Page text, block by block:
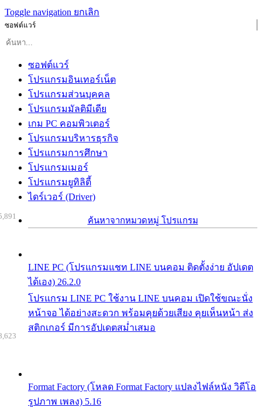
Toggle navigation ยกเลิก
ซอฟต์แวร์
ซอฟต์แวร์
โปรแกรมอินเทอร์เน็ต
โปรแกรมส่วนบุคคล
โปรแกรมมัลติมีเดีย
เกม PC คอมพิวเตอร์
โปรแกรมบริหารธุรกิจ
โปรแกรมการศึกษา
โปรแกรมเมอร์
โปรแกรมยูทิลิตี้
ไดร์เวอร์ (Driver)
ค้นหาจากหมวดหมู่ โปรแกรม
LINE PC (โปรแกรมแชท LINE บนคอม ติดตั้งง่าย อัปเดต
ได้เอง) 26.2.0
โปรแกรม LINE PC ใช้งาน LINE บนคอม เปิดใช้ขณะนั่ง
หน้าจอ ได้อย่างสะดวก พร้อมคุยด้วยเสียง คุยเห็นหน้า ส่ง
สติกเกอร์ มีการอัปเดตสม่ำเสมอ
Format Factory (โหลด Format Factory แปลงไฟล์หนัง วิดีโอ
รูปภาพ เพลง) 5.16